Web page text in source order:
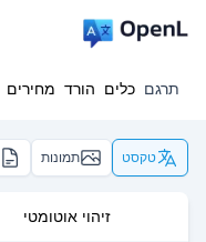
תרגם כלים הורד מחירים
טקסט תמונות
זיהוי אוטומטי